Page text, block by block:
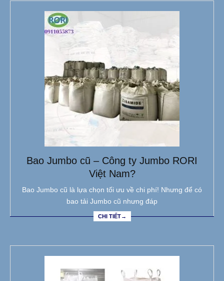
Bao Jumbo cũ – Công ty Jumbo RORI
Việt Nam?
Bao Jumbo cũ là lựa chọn tối ưu về chi phí! Nhưng để có
bao tải Jumbo cũ nhưng đáp
CHI TIẾT→